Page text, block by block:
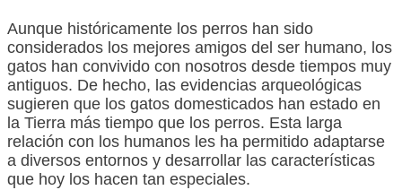
Aunque históricamente los perros han sido
considerados los mejores amigos del ser humano, los
gatos han convivido con nosotros desde tiempos muy
antiguos. De hecho, las evidencias arqueológicas
sugieren que los gatos domesticados han estado en
la Tierra más tiempo que los perros. Esta larga
relación con los humanos les ha permitido adaptarse
a diversos entornos y desarrollar las características
que hoy los hacen tan especiales.